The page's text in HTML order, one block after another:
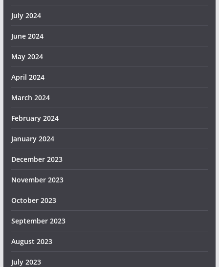
July 2024
June 2024
May 2024
April 2024
March 2024
February 2024
January 2024
December 2023
November 2023
October 2023
September 2023
August 2023
July 2023